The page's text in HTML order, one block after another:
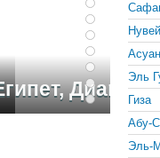
Асуан
Эль
Гиза
Абу-
Эль-